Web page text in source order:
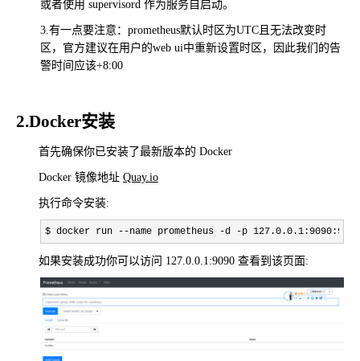
或者使用 supervisord 作为服务自启动。
3.有一点要注意：prometheus默认时区为UTC且无法改变时
区，官方建议在用户的web ui中重新设置时区，因此我们的告
警时间应该+8:00
2.Docker安装
首先确保你已安装了最新版本的 Docker
Docker 镜像地址 Quay.io
执行命令安装:
$ docker run --name prometheus -d -p
如果安装成功你可以访问 127.0.0.1:9090 查看到该页面: